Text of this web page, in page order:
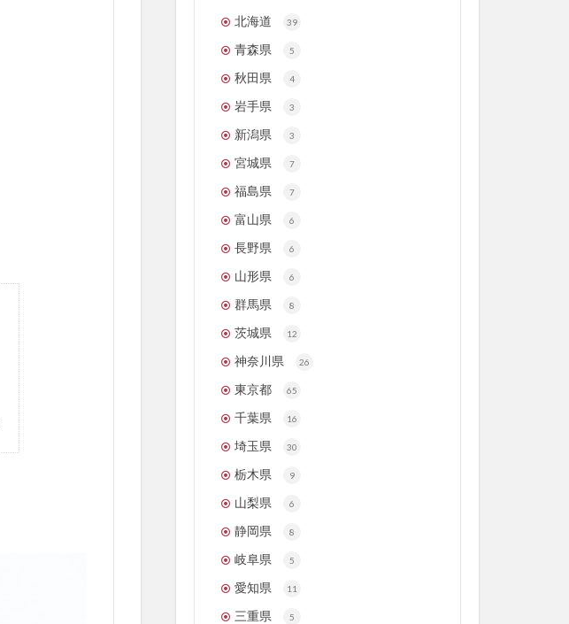
北海道 39
青森県 5
秋田県 4
岩手県 3
新潟県 3
宮城県 7
福島県 7
富山県 6
長野県 6
山形県 6
群馬県 8
茨城県 12
神奈川県 26
東京都 65
千葉県 16
埼玉県 30
栃木県 9
山梨県 6
静岡県 8
岐阜県 5
愛知県 11
三重県 5